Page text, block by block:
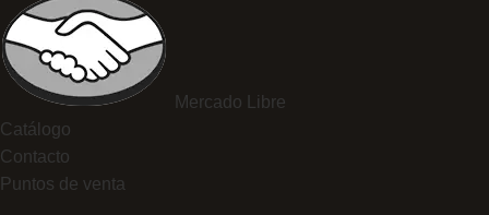
Mercado Libre
Catálogo
Contacto
Puntos de venta